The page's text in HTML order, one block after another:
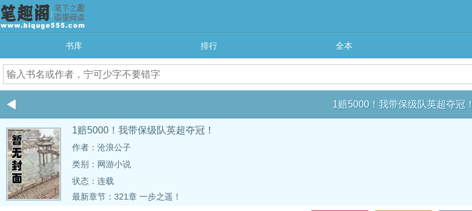
书库 排行 全本
1赔5000！我带保级队英超夺冠！
1赔5000！我带保级队英超夺冠！
作者：沧浪公子
类别：网游小说
状态：连载
最新章节： 321章 一步之遥！